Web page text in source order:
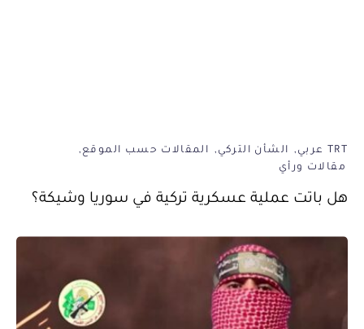
TRT عربي الشأن التركي
المقالات حسب الموقع
مقالات ورأي
هل باتت عملية عسكرية تركية في سوريا وشيكة؟